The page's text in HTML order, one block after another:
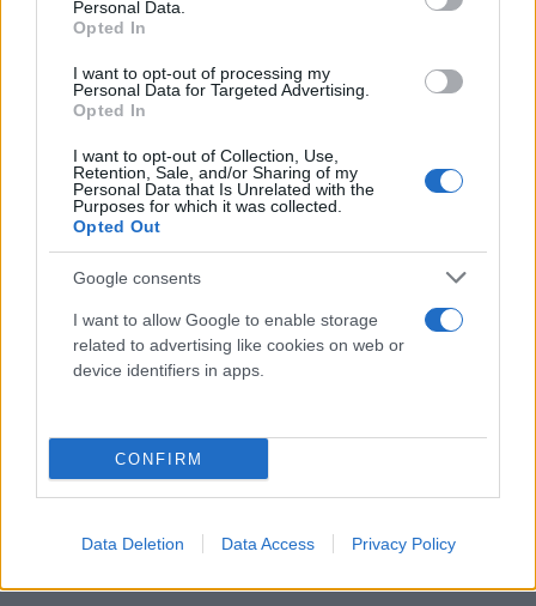
Personal Data.
Opted In
I want to opt-out of processing my
Personal Data for Targeted Advertising.
Opted In
I want to opt-out of Collection, Use,
Retention, Sale, and/or Sharing of my
Personal Data that Is Unrelated with the
Purposes for which it was collected.
Opted Out
Google consents
I want to allow Google to enable storage
related to advertising like cookies on web or
device identifiers in apps.
CONFIRM
Data Deletion Data Access Privacy Policy
εξέταση είχε γίνει και το 2022» λέει ο
δικηγόρος της 46χρονης